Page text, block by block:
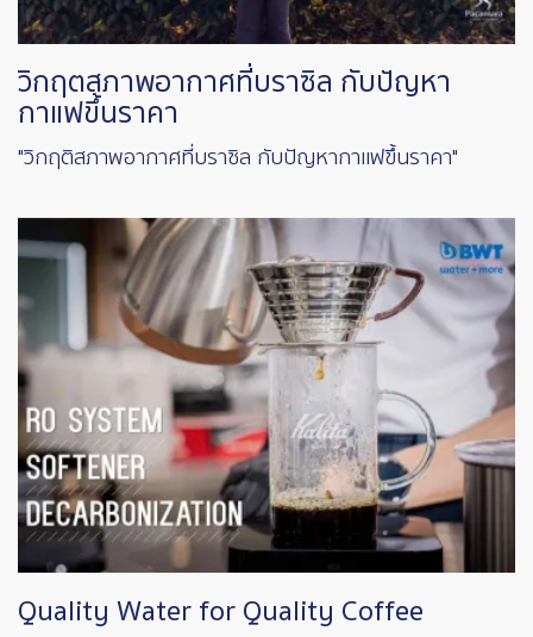
วิกฤตสภาพอากาศที่บราซิล กับปัญหา
กาแฟขึ้นราคา
"วิกฤติสภาพอากาศที่บราซิล กับปัญหากาแฟขึ้นราคา"
Image
Quality Water for Quality Coffee